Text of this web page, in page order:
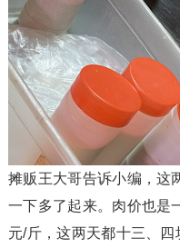
摊贩王大哥告诉小编，这
一下多了起来。肉价也是
元/斤，这两天都十三、四